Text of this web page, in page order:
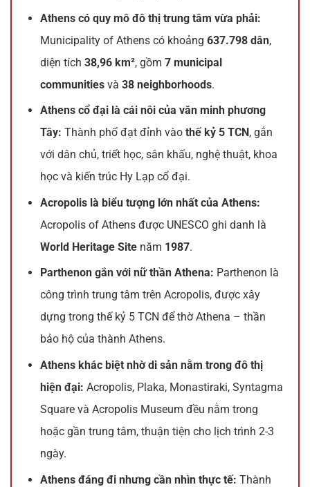
Athens có quy mô đô thị trung tâm vừa phải:
Municipality of Athens có khoảng637.798 dân,
diện tích38,96 km², gồm7 municipal
communities và38 neighborhoods.
Athens cổ đại là cái nôi của văn minh phương
Tây: Thành phố đạt đỉnh vàothế kỷ 5 TCN , gắn
với dân chủ, triết học, sân khấu, nghệ thuật, khoa
học và kiến trúc Hy Lạp cổ đại.
Acropolis là biểu tượng lớn nhất của Athens:
Acropolis of Athens được UNESCO ghi danh là
World Heritage Site năm 1987.
Parthenon gắn với nữ thần Athena: Parthenon là
công trình trung tâm trên Acropolis, được xây
dựng trong thế kỷ 5 TCN để thờ Athena – thần
bảo hộ của thành Athens.
Athens khác biệt nhờ di sản nằm trong đô thị
hiện đại: Acropolis, Plaka, Monastiraki, Syntagma
Square và Acropolis Museum đều nằm trong
hoặc gần trung tâm, thuận tiện cho lịch trình 2-3
ngày.
Athens đáng đi nhưng cần nhìn thực tế: Thành